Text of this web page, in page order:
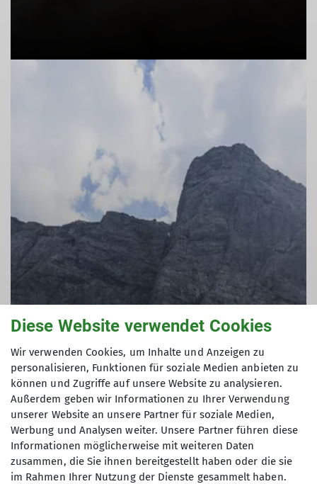
Diese Website verwendet Cookies
Wir verwenden Cookies, um Inhalte und Anzeigen zu
personalisieren, Funktionen für soziale Medien anbieten zu
können und Zugriffe auf unsere Website zu analysieren.
Außerdem geben wir Informationen zu Ihrer Verwendung
unserer Website an unsere Partner für soziale Medien,
Werbung und Analysen weiter. Unsere Partner führen diese
Informationen möglicherweise mit weiteren Daten
zusammen, die Sie ihnen bereitgestellt haben oder die sie
im Rahmen Ihrer Nutzung der Dienste gesammelt haben.